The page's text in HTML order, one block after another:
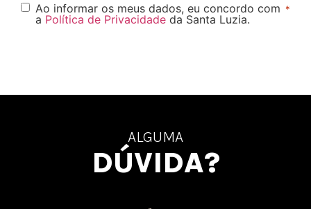
Ao informar os meus dados, eu concordo com
a Política de Privacidade da Santa Luzia.
*
ALGUMA
DÚVIDA?